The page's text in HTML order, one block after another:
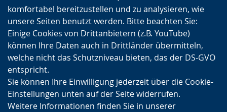
komfortabel bereitzustellen und zu analysieren, wie
unsere Seiten benutzt werden. Bitte beachten Sie:
Einige Cookies von Drittanbietern (z.B. YouTube)
können Ihre Daten auch in Drittländer übermitteln,
welche nicht das Schutzniveau bieten, das der DS-GVO
entspricht.
Sie können Ihre Einwilligung jederzeit über die Cookie-
Einstellungen unten auf der Seite widerrufen.
Weitere Informationen finden Sie in unserer